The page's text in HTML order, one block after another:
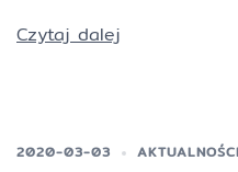
Czytaj dalej
2020-03-03 AKTUALNOŚCI